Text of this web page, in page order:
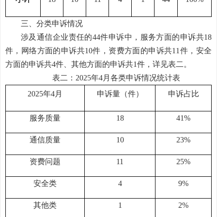
三、分类申诉情况
涉及通信企业责任的44件申诉中，服务方面的申诉共18
件， 网络方面的申诉共10件，资费方面的申诉共11 件，安全
方面的申诉共4件 其他方面的申诉共1件，详见表二。
表二： 2025年4月 各类申诉情况统计表
2025年4月
申诉量（件） 申诉占比
服务质量 18 41%
通信质量 10 23%
资费问题 11 25%
安全类 4 9%
其他类 1 2%